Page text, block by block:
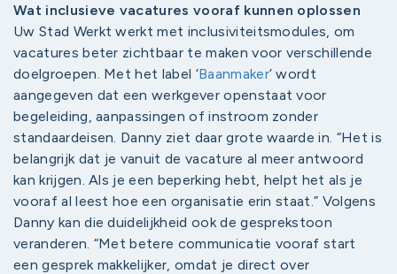
Wat inclusieve vacatures vooraf kunnen oplossen
Uw Stad Werkt werkt met inclusiviteitsmodules, om
vacatures beter zichtbaar te maken voor verschillende
doelgroepen. Met het label ‘Baanmaker’ wordt
aangegeven dat een werkgever openstaat voor
begeleiding, aanpassingen of instroom zonder
standaardeisen. Danny ziet daar grote waarde in. “Het is
belangrijk dat je vanuit de vacature al meer antwoord
kan krijgen. Als je een beperking hebt, helpt het als je
vooraf al leest hoe een organisatie erin staat.” Volgens
Danny kan die duidelijkheid ook de gesprekstoon
veranderen. “Met betere communicatie vooraf start
een gesprek makkelijker, omdat je direct over